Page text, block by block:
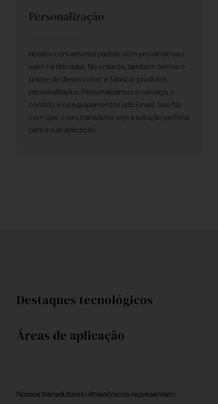
Personalização
Nossos conversores padrão vêm provando seu
valor há décadas. No entanto, também temos o
prazer de desenvolver e fabricar produtos
personalizados. Personalizamos a carcaça, o
contato e os equipamentos adicionais. Isso faz
com que o seu transdutor seja a solução perfeita
para a sua aplicação.
Destaques tecnológicos
Áreas de aplicação
Nossos transdutores ultrassônicos representam: